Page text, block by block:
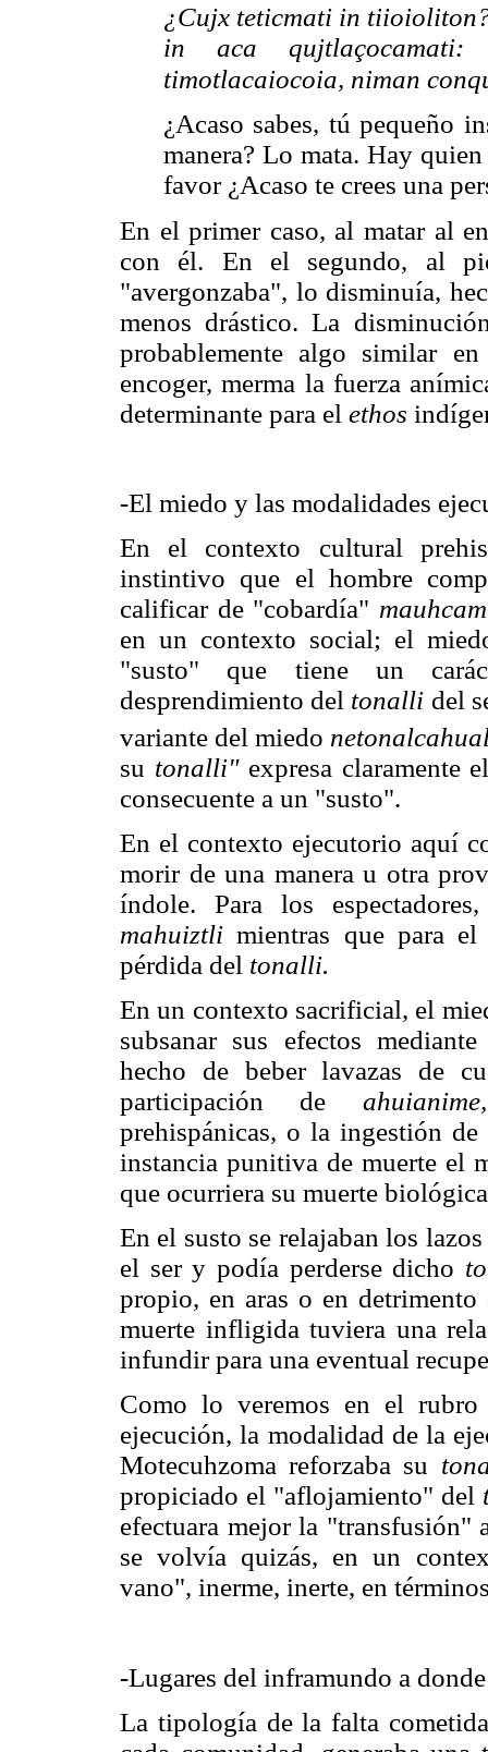
¿Cujx teticmati in
in aca qujtlaçocamati:
timotlacaiocoia, niman
¿Acaso sabes, tú pequeño
manera? Lo mata. Hay
favor ¿Acaso te crees una
En el primer caso, al matar al
con él. En el segundo, al
"avergonzaba", lo disminuía,
menos drástico. La
probablemente algo similar
encoger, merma la fuerza
determinante para el ethos
-El miedo y las modalidades
En el contexto cultural
instintivo que el hombre
calificar de "cobardía"
en un contexto social; el
"susto" que tiene un
desprendimiento del tonalli del
variante del miedo
su tonalli"expresa claramente
consecuente a un "susto".
En el contexto ejecutorio aquí
morir de una manera u otra
índole. Para los
mahuiztli mientras que para
pérdida del tonalli.
En un contexto sacrificial, el
subsanar sus efectos
hecho de beber lavazas de
participación de ahuianime,
prehispánicas, o la ingestión
instancia punitiva de muerte el
que ocurriera su muerte
En el susto se relajaban los
el ser y podía perderse dicho
propio, en aras o en
muerte infligida tuviera una
infundir para una eventual
Como lo veremos en el rubro
ejecución, la modalidad de la
Motecuhzoma reforzaba su
propiciado el "aflojamiento" del
efectuara mejor la "transfusión"
se volvía quizás, en un
vano", inerme, inerte, en
-Lugares del inframundo a
La tipología de la falta